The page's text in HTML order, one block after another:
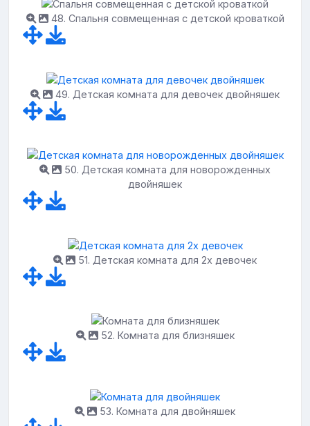
48. Спальня совмещенная с детской кроваткой
49. Детская комната для девочек двойняшек
50. Детская комната для новорожденных
двойняшек
51. Детская комната для 2х девочек
52. Комната для близняшек
53. Комната для двойняшек